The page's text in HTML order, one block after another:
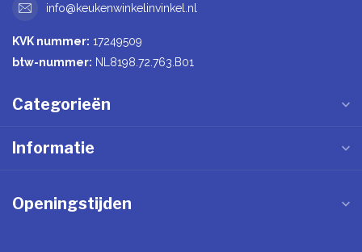
info@keukenwinkelinvinkel.nl
KVK nummer: 17249509
btw-nummer: NL8198.72.763.B01
Categorieën
Informatie
Openingstijden